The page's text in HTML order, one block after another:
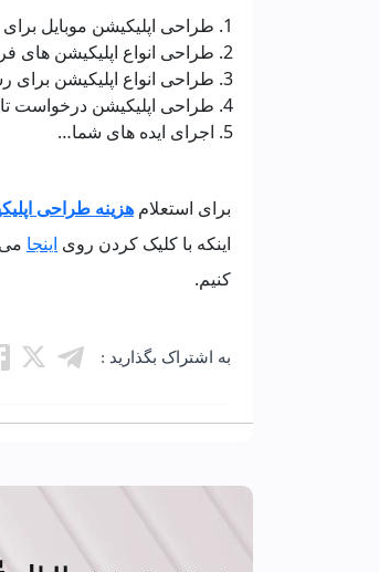
طراحی اپلیکیشن موبایل برای IOS
طراحی انواع اپلیکیشن های
طراحی انواع اپلیکیشن برای
طراحی اپلیکیشن درخواست
اجرای ایده های شما…
برای استعلام هزینه طراحی
اینکه با کلیک کردن روی اینجا می
کنیم.
به اشتراک بگذارید :